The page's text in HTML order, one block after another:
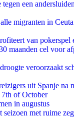
tegen een
migranten in
van pokerspel
maanden cel voor
veroorzaakt
uit Spanje na
of October
in augustus
seizoen met ruime